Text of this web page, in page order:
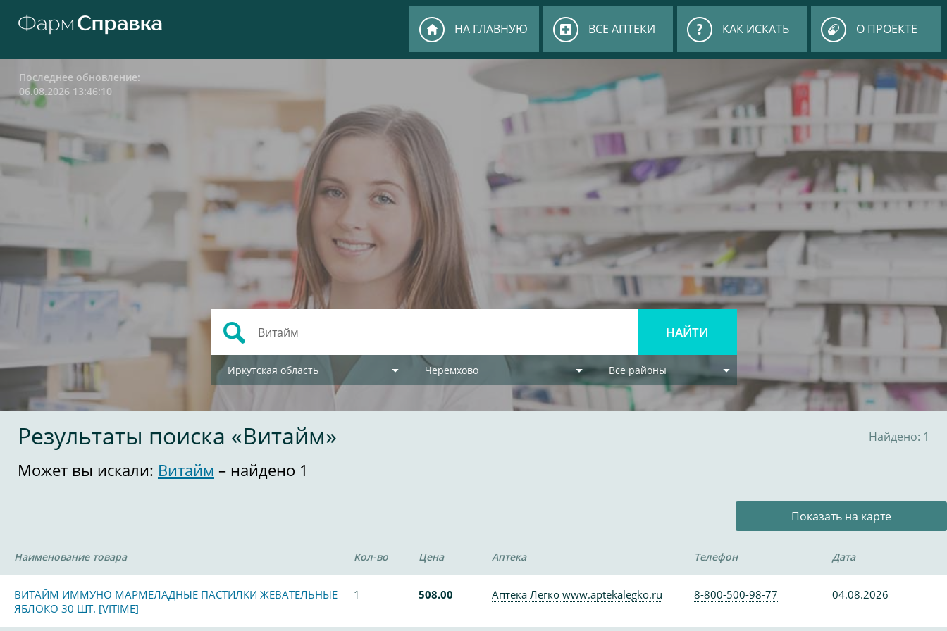
НА ГЛАВНУЮ ВСЕ АПТЕКИ КАК ИСКАТЬ О ПРОЕКТЕ
Последнее обновление:
06.08.2026 13:46:10
Иркутская область Черемхово Все районы
Результаты поиска «Витайм» Найдено: 1
Может вы искали: Витайм – найдено 1
Показать на карте
Наименование товара Кол-во Цена Аптека Телефон Дата
ВИТАЙМ ИММУНО МАРМЕЛАДНЫЕ ПАСТИЛКИ ЖЕВАТЕЛЬНЫЕ
ЯБЛОКО 30 ШТ. [VITIME]
1 508.00 Аптека Легко www.aptekalegko.ru 8-800-500-98-77 04.08.2026